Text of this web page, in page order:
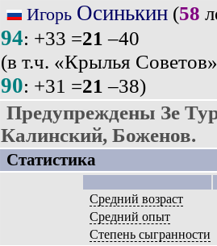
Игорь Осинькин(58
94: +33 =21 –40
(в т.ч. «Крылья
90: +31 =21 –38)
Предупреждены Зе
Калинский, Боженов.
Статистика
Средний возраст
Средний опыт
Степень сыгранности